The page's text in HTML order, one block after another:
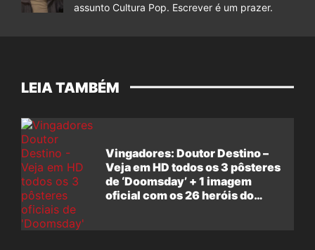
assunto Cultura Pop. Escrever é um prazer.
LEIA TAMBÉM
Vingadores: Doutor Destino –
Veja em HD todos os 3 pôsteres
de ‘Doomsday’ + 1 imagem
oficial com os 26 heróis do